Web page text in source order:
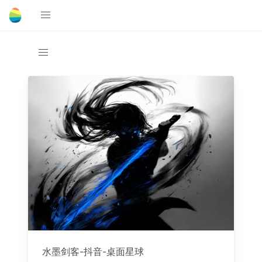
水墨剑客-抖音-桌面星球